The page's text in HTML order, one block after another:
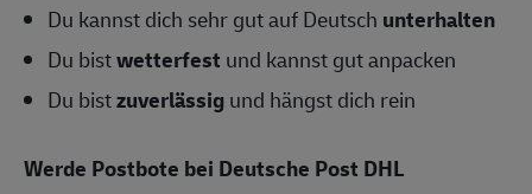
Du kannst dich sehr gut auf Deutsch unterhalten
Du bistwetterfest und kannst gut anpacken
Du bistzuverlässigund hängst dich rein
Werde Postbote bei Deutsche Post DHL